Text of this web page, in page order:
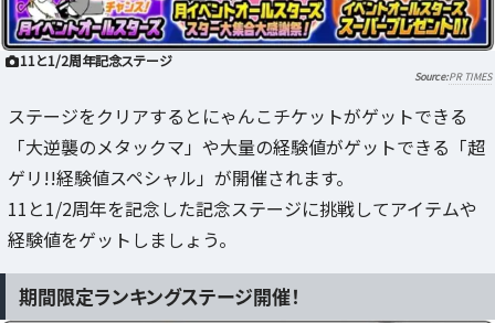
11と1/2周年記念ステージ
PR TIMES
ステージをクリアするとにゃんこチケットがゲットできる
「大逆襲のメタックマ」や大量の経験値がゲットできる「超
ゲリ!!経験値スペシャル」が開催されます。
11と1/2周年を記念した記念ステージに挑戦してアイテムや
経験値をゲットしましょう。
期間限定ランキングステージ開催！